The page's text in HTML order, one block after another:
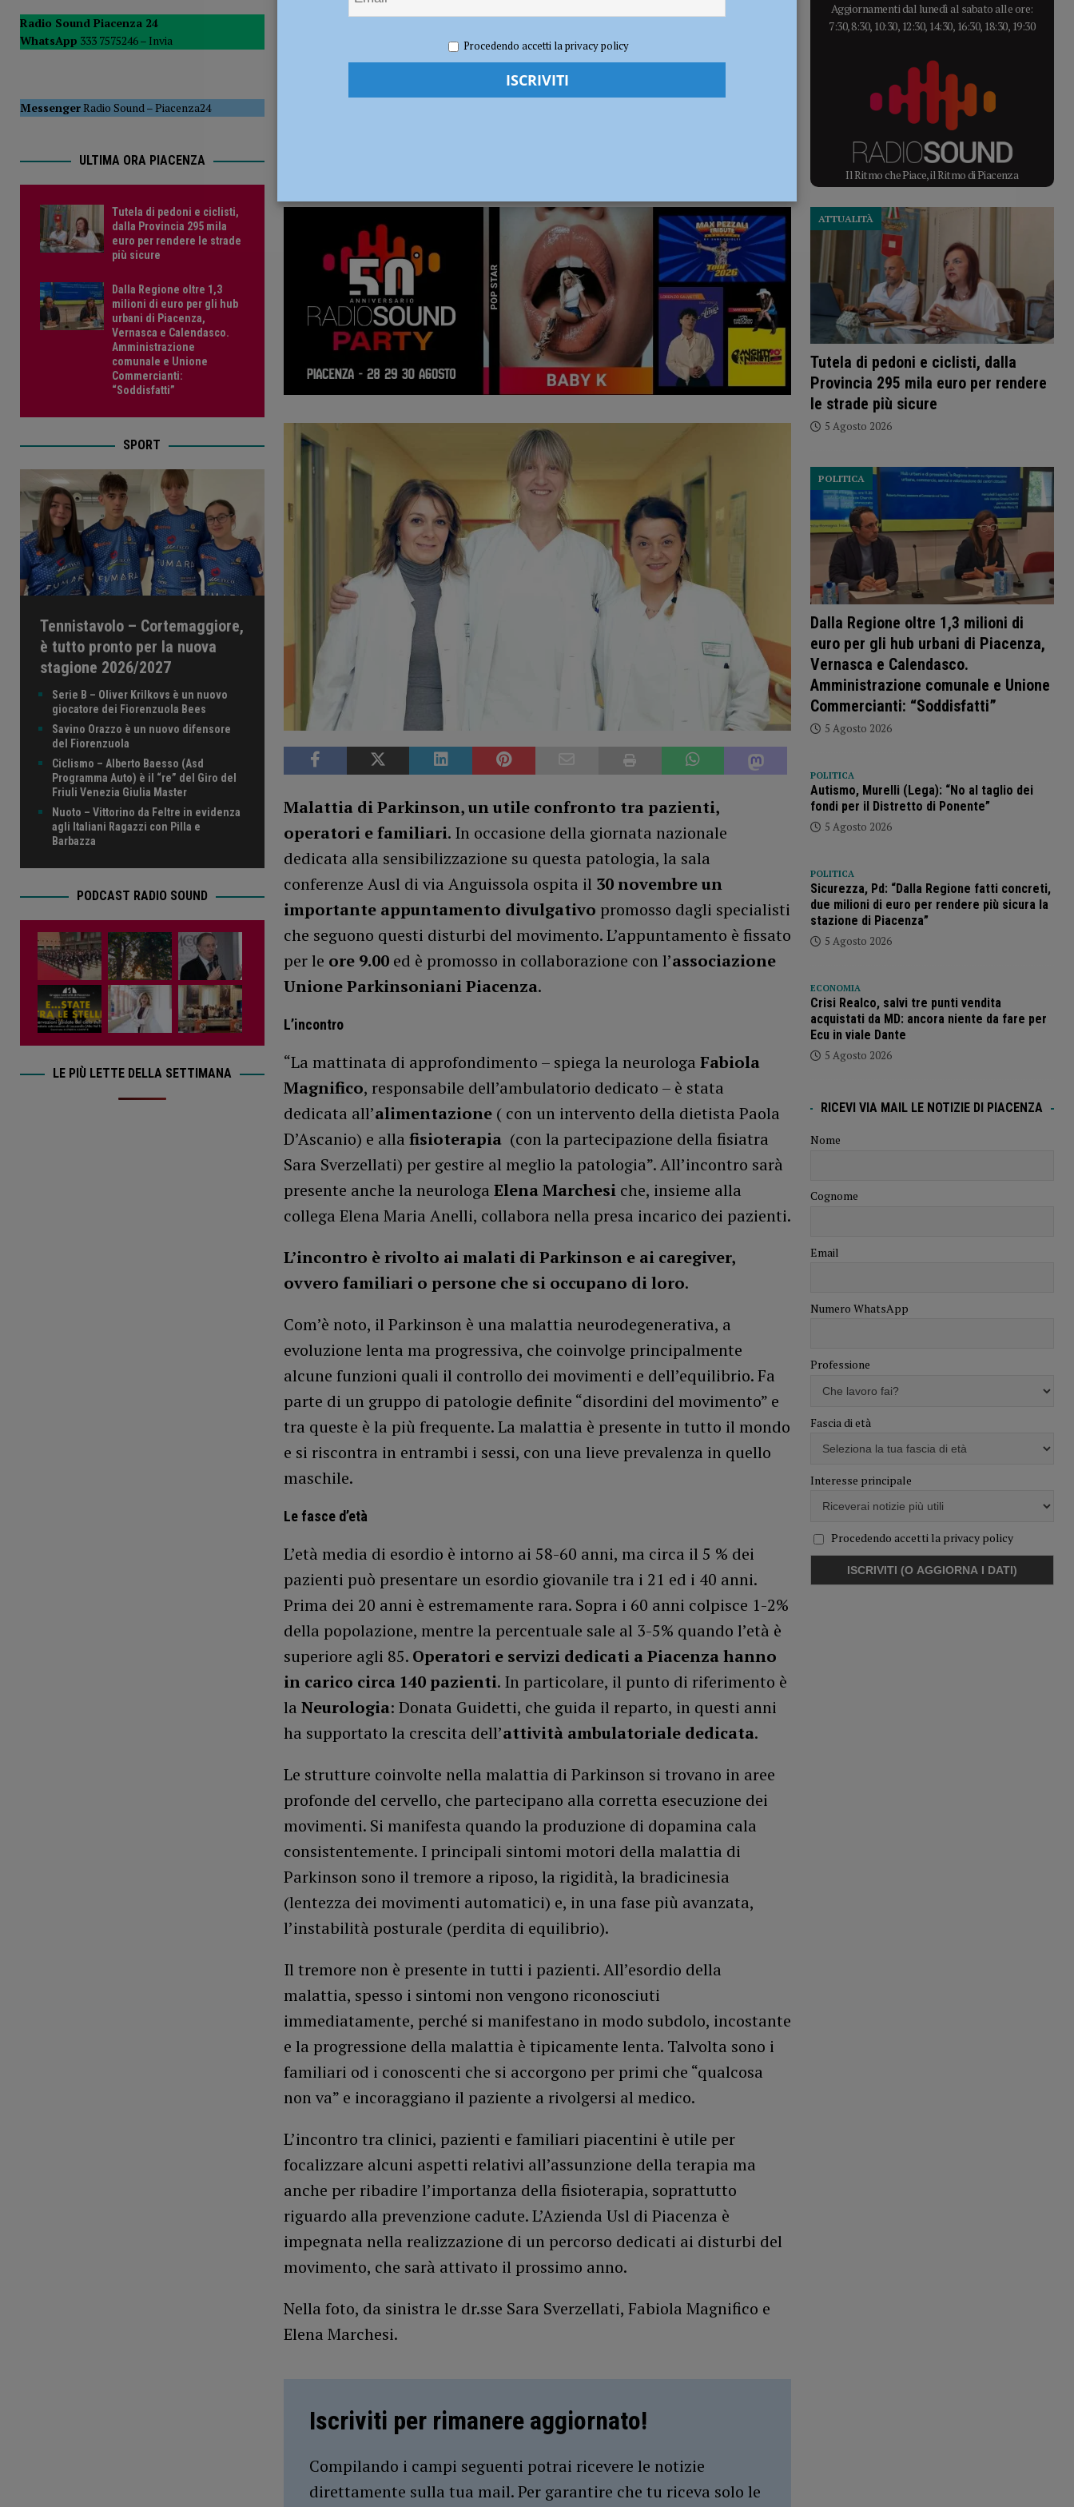
POLITICA
[ 5 Agosto 2026 ] Caldo estremo e asili nido, Tagliaferri (FdI): “Verificare subito la situazione nella provincia di Piacenza”
Malattia di Parkinson, un utile confronto tra pazienti,
operatori e familiari. In occasione della giornata nazionale
dedicata alla sensibilizzazione su questa patologia, la sala
conferenze Ausl di via Anguissola ospita il 30 novembre un
importante appuntamento divulgativo promosso dagli specialisti
che seguono questi disturbi del movimento. L’appuntamento è fissato
per le ore 9.00ed è promosso in collaborazione con l’associazione
Unione Parkinsoniani Piacenza.
L’incontro
“La mattinata di approfondimento – spiega la neurologa Fabiola
Magnifico, responsabile dell’ambulatorio dedicato – è stata
dedicata all’alimentazione( con un intervento della dietista Paola
D’Ascanio) e alla fisioterapia(con la partecipazione della fisiatra
Sara Sverzellati) per gestire al meglio la patologia”. All’incontro sarà
presente anche la neurologa Elena Marchesiche, insieme alla
collega Elena Maria Anelli, collabora nella presa incarico dei pazienti.
L’incontro è rivolto ai malati di Parkinson e ai caregiver,
ovvero familiari o persone che si occupano di loro.
Com’è noto, il Parkinson è una malattia neurodegenerativa, a
evoluzione lenta ma progressiva, che coinvolge principalmente
alcune funzioni quali il controllo dei movimenti e dell’equilibrio. Fa
parte di un gruppo di patologie definite “disordini del movimento” e
tra queste è la più frequente. La malattia è presente in tutto il mondo
e si riscontra in entrambi i sessi, con una lieve prevalenza in quello
maschile.
Le fasce d’età
L’età media di esordio è intorno ai 58-60 anni, ma circa il 5 % dei
pazienti può presentare un esordio giovanile tra i 21 ed i 40 anni.
Prima dei 20 anni è estremamente rara. Sopra i 60 anni colpisce 1-2%
della popolazione, mentre la percentuale sale al 3-5% quando l’età è
superiore agli 85. Operatori e servizi dedicati a Piacenza hanno
in carico circa 140 pazienti. In particolare, il punto di riferimento è
la Neurologia: Donata Guidetti, che guida il reparto, in questi anni
ha supportato la crescita dell’attività ambulatoriale dedicata.
Le strutture coinvolte nella malattia di Parkinson si trovano in aree
profonde del cervello, che partecipano alla corretta esecuzione dei
movimenti. Si manifesta quando la produzione di dopamina cala
consistentemente. I principali sintomi motori della malattia di
Parkinson sono il tremore a riposo, la rigidità, la bradicinesia
(lentezza dei movimenti automatici) e, in una fase più avanzata,
l’instabilità posturale (perdita di equilibrio).
Il tremore non è presente in tutti i pazienti. All’esordio della
malattia, spesso i sintomi non vengono riconosciuti
immediatamente, perché si manifestano in modo subdolo, incostante
e la progressione della malattia è tipicamente lenta. Talvolta sono i
familiari od i conoscenti che si accorgono per primi che “qualcosa
non va” e incoraggiano il paziente a rivolgersi al medico.
L’incontro tra clinici, pazienti e familiari piacentini è utile per
focalizzare alcuni aspetti relativi all’assunzione della terapia ma
anche per ribadire l’importanza della fisioterapia, soprattutto
riguardo alla prevenzione cadute. L’Azienda Usl di Piacenza è
impegnata nella realizzazione di un percorso dedicati ai disturbi del
movimento, che sarà attivato il prossimo anno.
Nella foto, da sinistra le dr.sse Sara Sverzellati, Fabiola Magnifico e
Elena Marchesi.
Iscriviti per rimanere aggiornato!
Compilando i campi seguenti potrai ricevere le notizie
direttamente sulla tua mail. Per garantire che tu riceva solo le
Radio Sound Piacenza 24
WhatsApp 333 7575246 – Invia
MessengerRadio Sound–Piacenza24
ULTIMA ORA PIACENZA
Tutela di pedoni e ciclisti,
dalla Provincia 295 mila
euro per rendere le strade
più sicure
Dalla Regione oltre 1,3
milioni di euro per gli hub
urbani di Piacenza,
Vernasca e Calendasco.
Amministrazione
comunale e Unione
Commercianti:
“Soddisfatti”
SPORT
Tennistavolo – Cortemaggiore,
è tutto pronto per la nuova
stagione 2026/2027
Serie B – Oliver Krilkovs è un nuovo
giocatore dei Fiorenzuola Bees
Savino Orazzo è un nuovo difensore
del Fiorenzuola
Ciclismo – Alberto Baesso (Asd
Programma Auto) è il “re” del Giro del
Friuli Venezia Giulia Master
Nuoto – Vittorino da Feltre in evidenza
agli Italiani Ragazzi con Pilla e
Barbazza
PODCAST RADIO SOUND
LE PIÙ LETTE DELLA SETTIMANA
Aggiornamenti dal lunedì al sabato alle ore:
7:30, 8:30, 10:30, 12:30, 14:30, 16:30, 18:30, 19:30
Il Ritmo che Piace, il Ritmo di Piacenza
Tutela di pedoni e ciclisti, dalla
Provincia 295 mila euro per rendere
le strade più sicure
ATTUALITÀ
5 Agosto 2026
Dalla Regione oltre 1,3 milioni di
euro per gli hub urbani di Piacenza,
Vernasca e Calendasco.
Amministrazione comunale e Unione
Commercianti: “Soddisfatti”
POLITICA
5 Agosto 2026
POLITICA
Autismo, Murelli (Lega): “No al taglio dei
fondi per il Distretto di Ponente”
5 Agosto 2026
POLITICA
Sicurezza, Pd: “Dalla Regione fatti concreti,
due milioni di euro per rendere più sicura la
stazione di Piacenza”
5 Agosto 2026
ECONOMIA
Crisi Realco, salvi tre punti vendita
acquistati da MD: ancora niente da fare per
Ecu in viale Dante
5 Agosto 2026
RICEVI VIA MAIL LE NOTIZIE DI PIACENZA
Nome
Cognome
Email
Numero WhatsApp
Professione
Fascia di età
Interesse principale
Procedendo accetti la privacy policy
Procedendo accetti la privacy policy